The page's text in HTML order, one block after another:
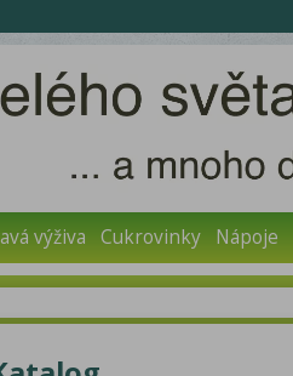
výživa Cukrovinky Nápoje